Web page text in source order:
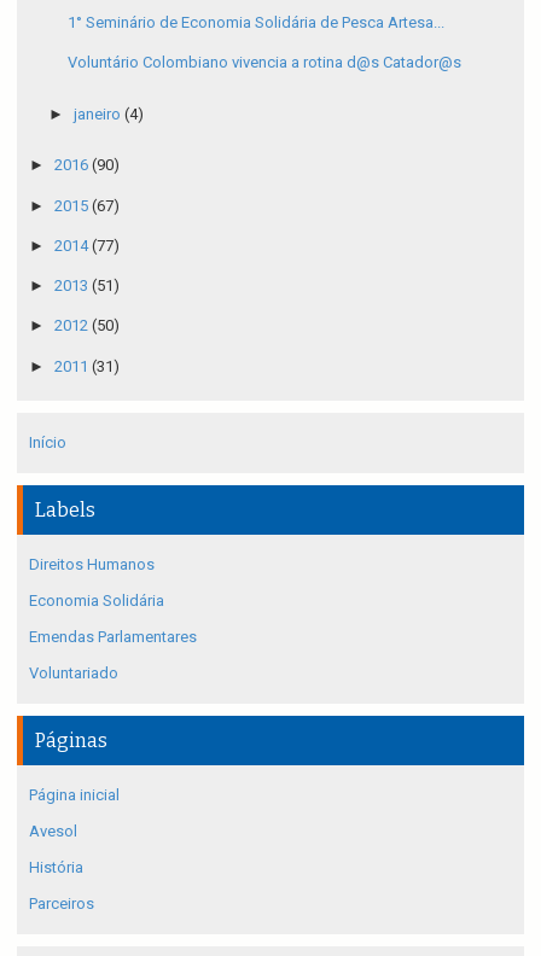
1° Seminário de Economia Solidária de Pesca Artesa...
Voluntário Colombiano vivencia a rotina d@s Catador@s
► janeiro (4)
► 2016 (90)
► 2015 (67)
► 2014(77)
► 2013 (51)
► 2012 (50)
► 2011 (31)
Início
Labels
Direitos Humanos
Economia Solidária
Emendas Parlamentares
Voluntariado
Páginas
Página inicial
Avesol
História
Parceiros